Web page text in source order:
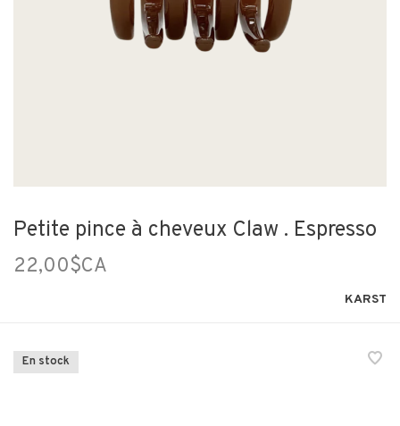
Petite pince à cheveux Claw . Espresso
22,00$CA
KARST
En stock